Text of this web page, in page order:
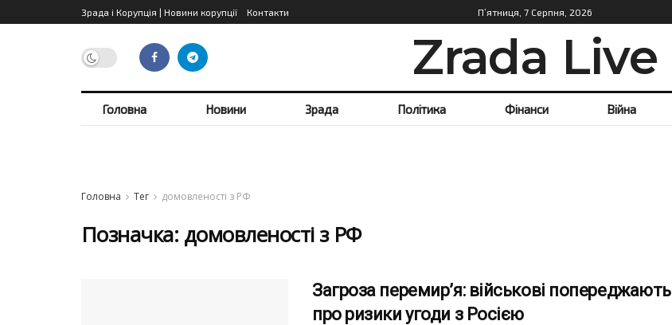
Зрада і Корупція | Новини корупції Контакти П’ятниця, 7 Серпня, 2026
Zrada Live
Головна Новини Зрада Політика Фінанси Війна
Головна Тег домовленості з РФ
Позначка: домовленості з РФ
Загроза перемир’я: військові попереджають
про ризики угоди з Росією